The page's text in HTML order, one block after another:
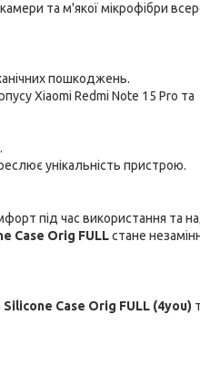
та м'якої мікрофібри
пошкоджень.
Xiaomi Redmi Note 15 Pro та
унікальність пристрою.
під час використання та
Case Orig FULLстане
Silicone Case Orig FULL (4you)